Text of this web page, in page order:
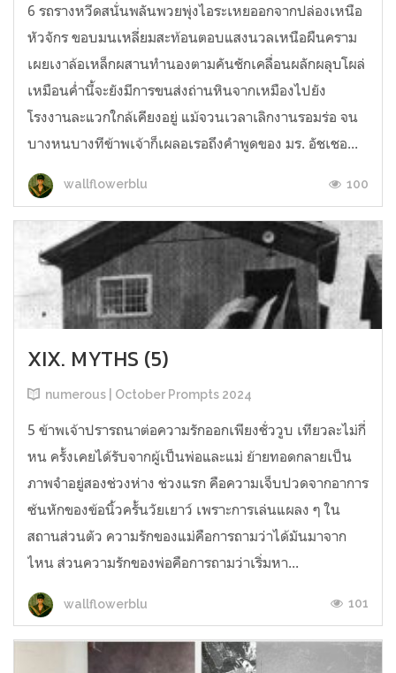
6 รถรางหวีดสนั่นพลันพวยพุ่งไอระเหยออกจากปล่องเหนือ
หัวจักร ขอบมนเหลี่ยมสะท้อนตอบแสงนวลเหนือผืนคราม
เผยเงาล้อเหล็กผสานทำนองตามคันชักเคลื่อนผลักผลุบโผล่
เหมือนค่ำนี้จะยังมีการขนส่งถ่านหินจากเหมืองไปยัง
โรงงานละแวกใกล้เคียงอยู่ แม้จวนเวลาเลิกงานรอมร่อ จน
บางหนบางทีข้าพเจ้าก็เผลอเรอถึงคำพูดของ มร. อัชเชอ...
wallflowerblu 100
XIX. MYTHS (5)
numerous | October Prompts 2024
5 ข้าพเจ้าปรารถนาต่อความรักออกเพียงชั่ววูบ เทียวละไม่กี่
หน ครั้งเคยได้รับจากผู้เป็นพ่อและแม่ ย้ายทอดกลายเป็น
ภาพจำอยู่สองช่วงห่าง ช่วงแรก คือความเจ็บปวดจากอาการ
ซ้นหักของข้อนิ้วครั้นวัยเยาว์ เพราะการเล่นแผลง ๆ ใน
สถานส่วนตัว ความรักของแม่คือการถามว่าได้มันมาจาก
ไหน ส่วนความรักของพ่อคือการถามว่าเริ่มหา...
wallflowerblu 101